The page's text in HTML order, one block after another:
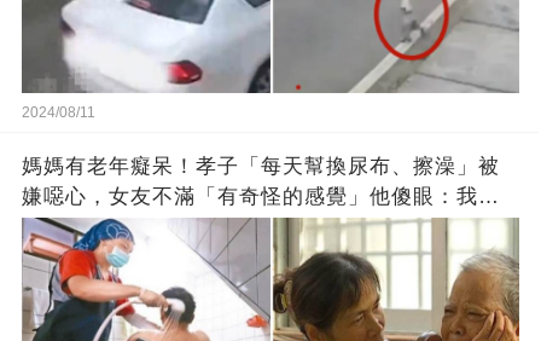
2024/08/11
媽媽有老年癡呆！孝子「每天幫換尿布、擦澡」被
嫌噁心，女友不滿「有奇怪的感覺」他傻眼：我有
問題？